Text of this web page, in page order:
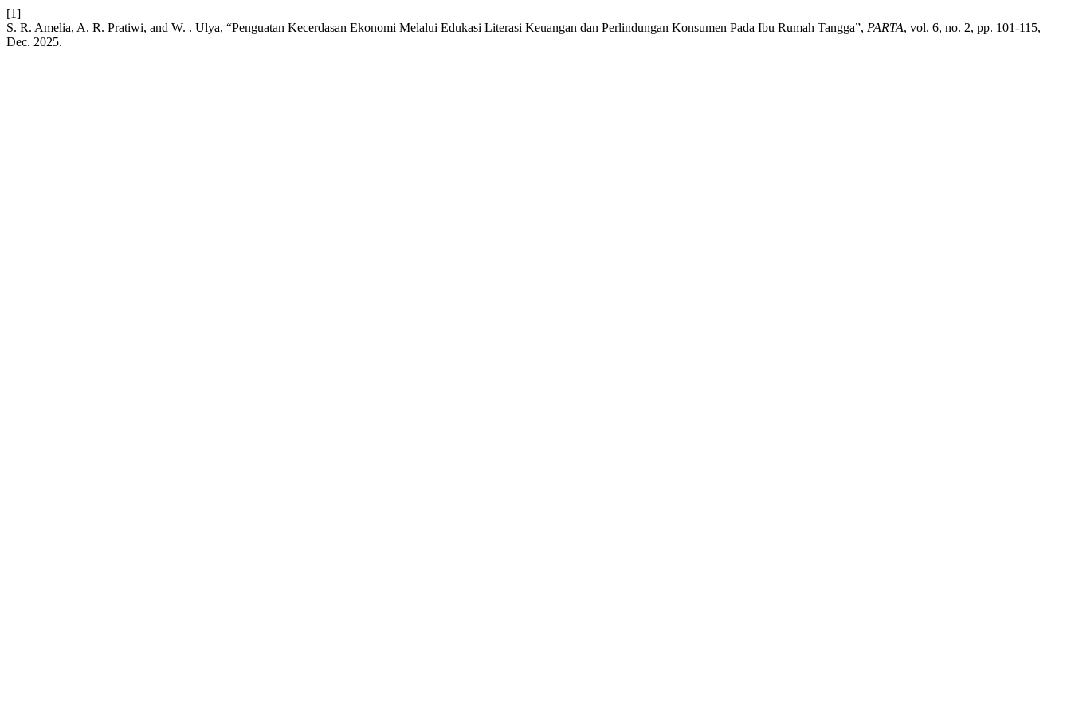
[1]
S. R. Amelia, A. R. Pratiwi, and W. . Ulya, “Penguatan Kecerdasan Ekonomi Melalui Edukasi Literasi Keuangan dan Perlindungan Konsumen Pada Ibu Rumah Tangga”, PARTA, vol. 6, no. 2, pp. 101-115,
Dec. 2025.